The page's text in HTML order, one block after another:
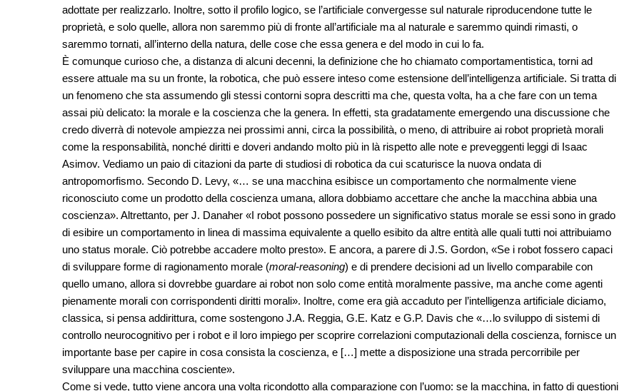
adottate per realizzarlo. Inoltre, sotto il profilo logico, se l’artificiale convergesse sul naturale riproducendone tutte le
proprietà, e solo quelle, allora non saremmo più di fronte all’artificiale ma al naturale e saremmo quindi rimasti, o
saremmo tornati, all’interno della natura, delle cose che essa genera e del modo in cui lo fa.
È comunque curioso che, a distanza di alcuni decenni, la definizione che ho chiamato comportamentistica, torni ad
essere attuale ma su un fronte, la robotica, che può essere inteso come estensione dell’intelligenza artificiale. Si tratta di
un fenomeno che sta assumendo gli stessi contorni sopra descritti ma che, questa volta, ha a che fare con un tema
assai più delicato: la morale e la coscienza che la genera. In effetti, sta gradatamente emergendo una discussione che
credo diverrà di notevole ampiezza nei prossimi anni, circa la possibilità, o meno, di attribuire ai robot proprietà morali
come la responsabilità, nonché diritti e doveri andando molto più in là rispetto alle note e preveggenti leggi di Isaac
Asimov. Vediamo un paio di citazioni da parte di studiosi di robotica da cui scaturisce la nuova ondata di
antropomorfismo. Secondo D. Levy, «… se una macchina esibisce un comportamento che normalmente viene
riconosciuto come un prodotto della coscienza umana, allora dobbiamo accettare che anche la macchina abbia una
coscienza». Altrettanto, per J. Danaher «I robot possono possedere un significativo status morale se essi sono in grado
di esibire un comportamento in linea di massima equivalente a quello esibito da altre entità alle quali tutti noi attribuiamo
uno status morale. Ciò potrebbe accadere molto presto». E ancora, a parere di J.S. Gordon, «Se i robot fossero capaci
di sviluppare forme di ragionamento morale (moral-reasoning) e di prendere decisioni ad un livello comparabile con
quello umano, allora si dovrebbe guardare ai robot non solo come entità moralmente passive, ma anche come agenti
pienamente morali con corrispondenti diritti morali». Inoltre, come era già accaduto per l’intelligenza artificiale diciamo,
classica, si pensa addirittura, come sostengono J.A. Reggia, G.E. Katz e G.P. Davis che «…lo sviluppo di sistemi di
controllo neurocognitivo per i robot e il loro impiego per scoprire correlazioni computazionali della coscienza, fornisce un
importante base per capire in cosa consista la coscienza, e […] mette a disposizione una strada percorribile per
sviluppare una macchina cosciente».
Come si vede, tutto viene ancora una volta ricondotto alla comparazione con l’uomo: se la macchina, in fatto di questioni